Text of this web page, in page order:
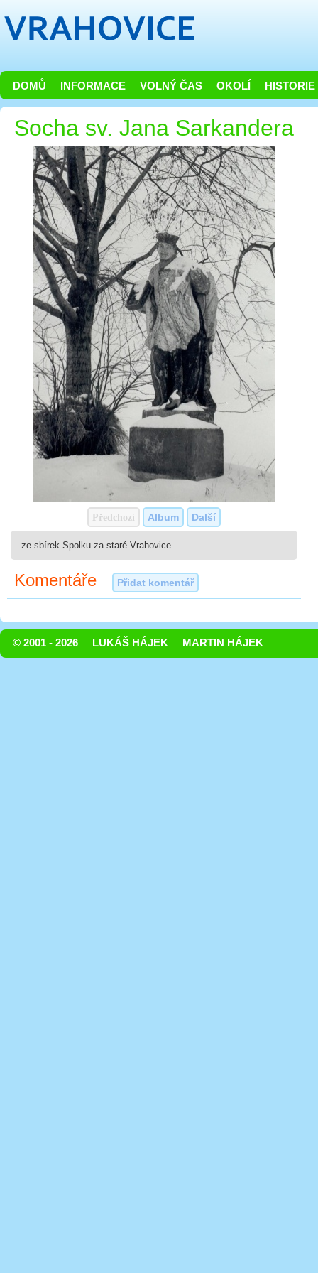
DOMŮ INFORMACE VOLNÝ ČAS OKOLÍ HISTORIE
Socha sv. Jana Sarkandera
Předchozí Album Další
ze sbírek Spolku za staré Vrahovice
Komentáře Přidat komentář
© 2001 - 2026 LUKÁŠ HÁJEK MARTIN HÁJEK